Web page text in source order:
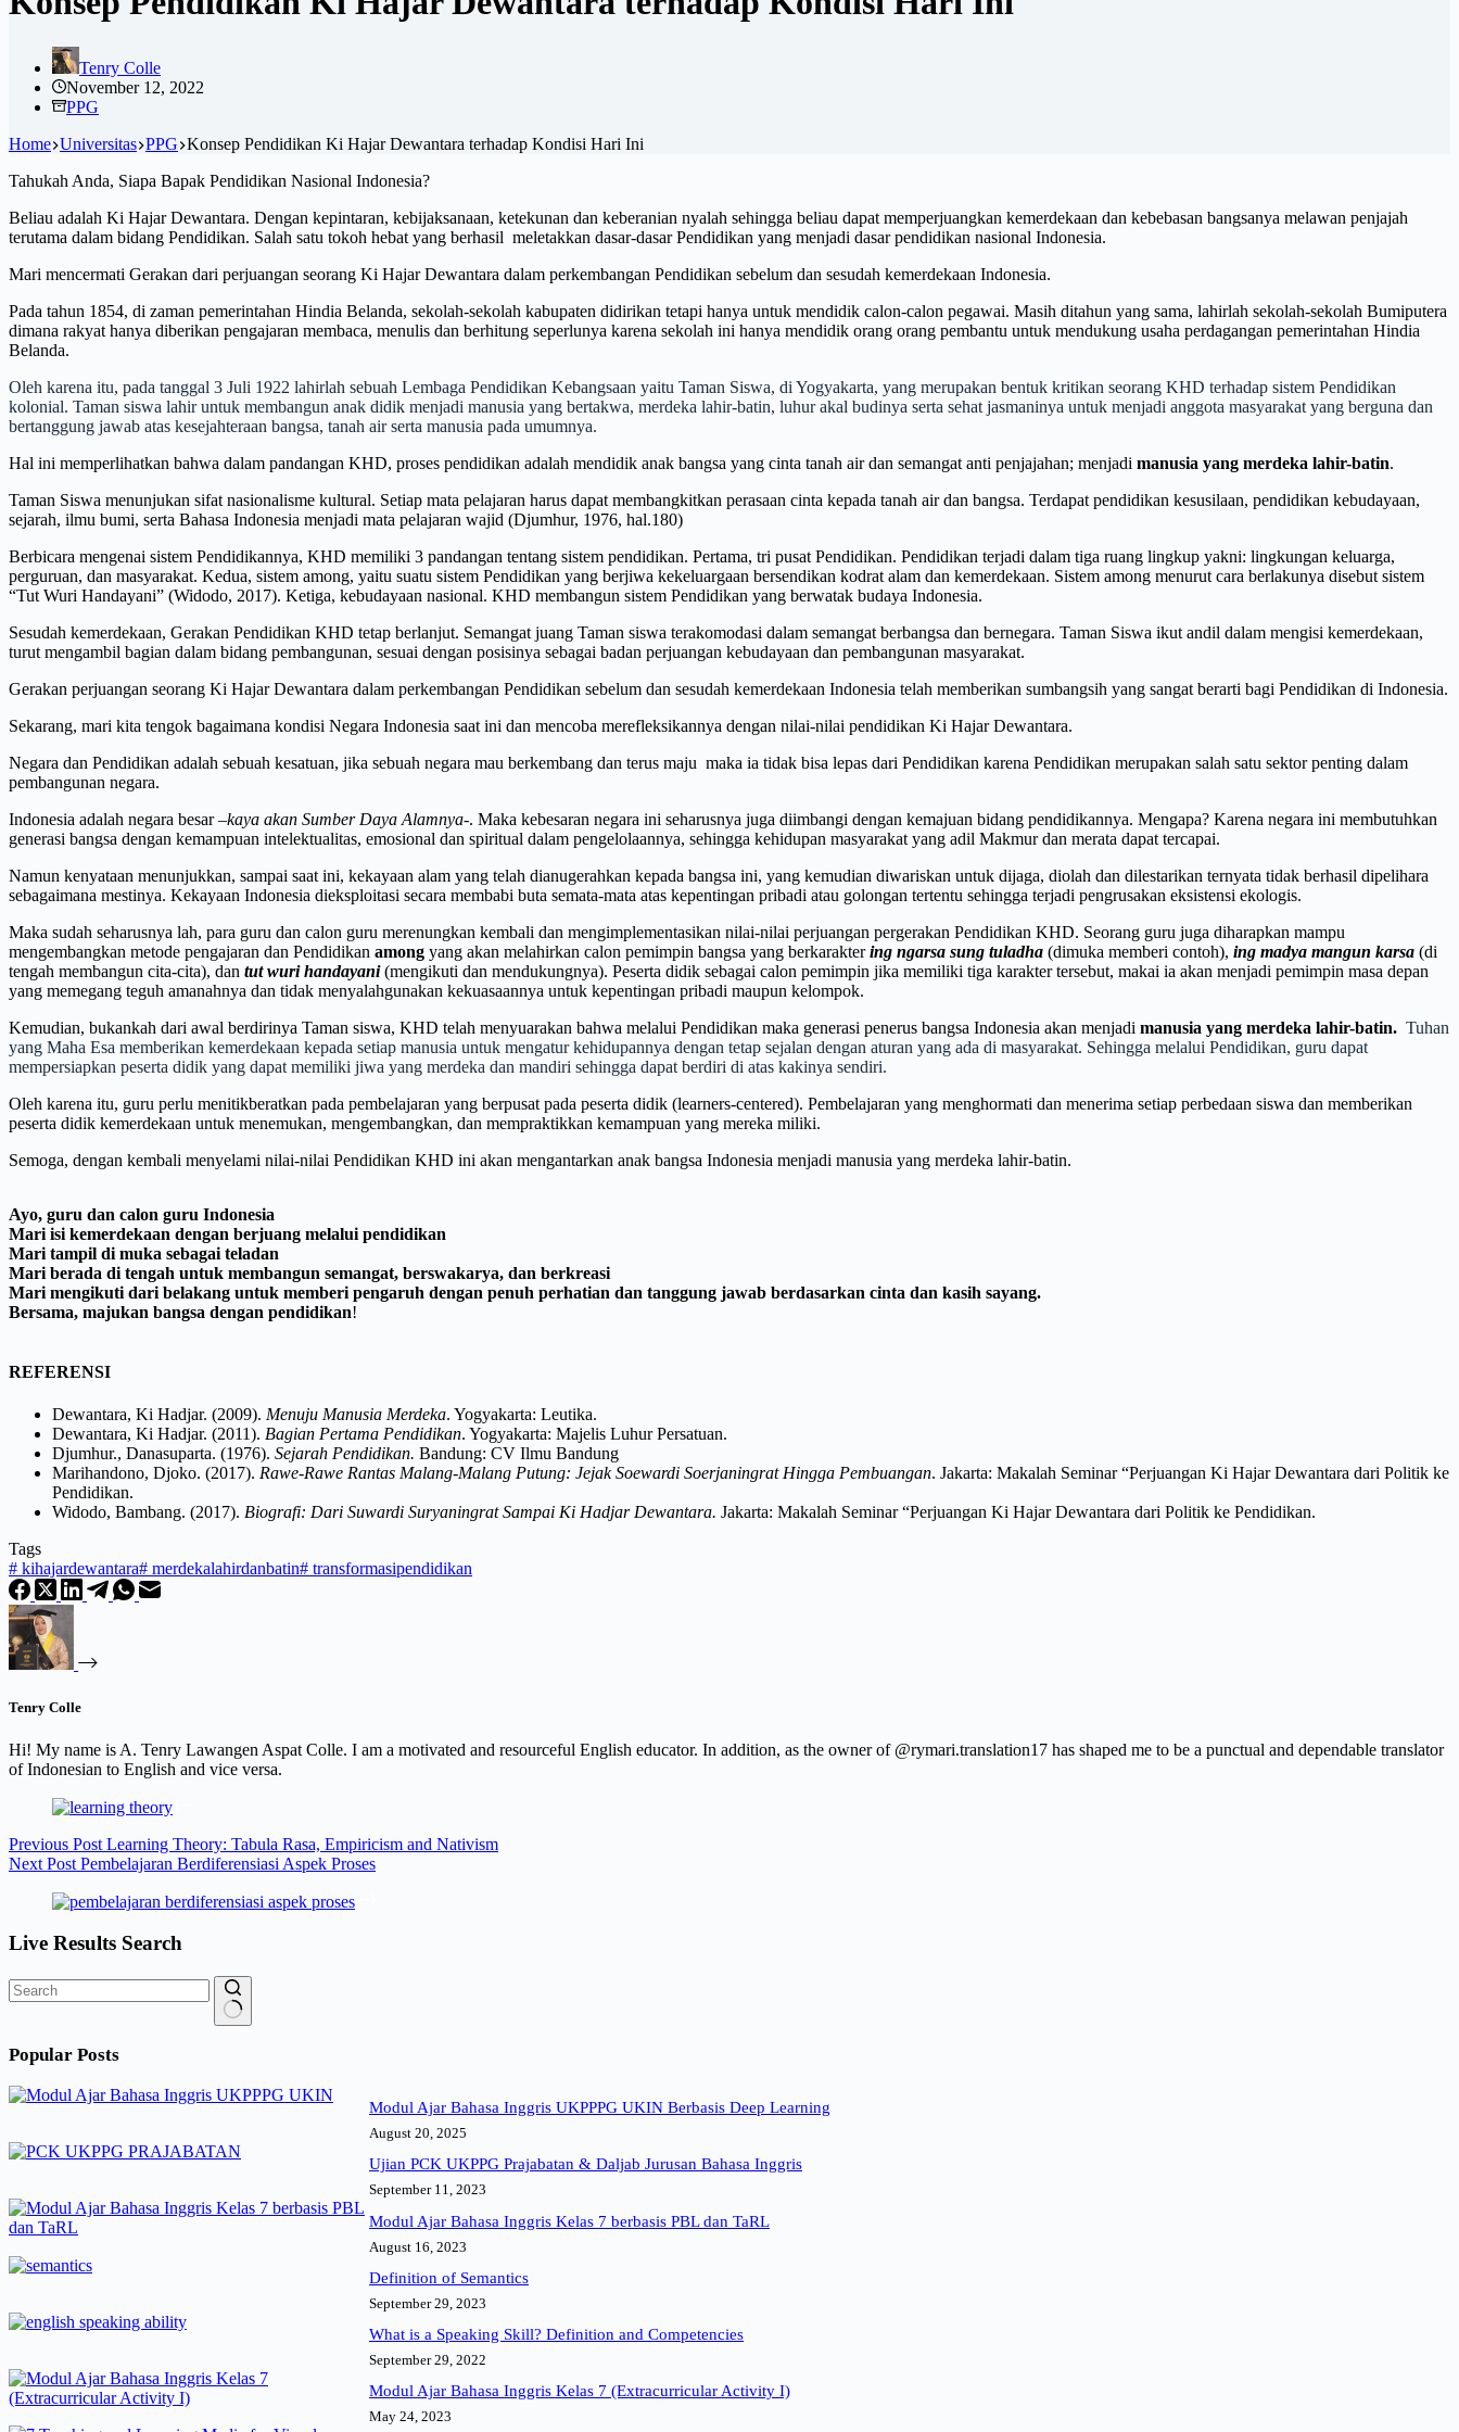
Tenry Colle
November 12, 2022
PPG
Home Universitas PPG Konsep Pendidikan Ki Hajar Dewantara terhadap Kondisi Hari Ini
Tahukah Anda, Siapa Bapak Pendidikan Nasional Indonesia?
Beliau adalah Ki Hajar Dewantara. Dengan kepintaran, kebijaksanaan, ketekunan dan keberanian nyalah sehingga beliau dapat memperjuangkan kemerdekaan dan kebebasan bangsanya melawan penjajah
terutama dalam bidang Pendidikan. Salah satu tokoh hebat yang berhasil meletakkan dasar-dasar Pendidikan yang menjadi dasar pendidikan nasional Indonesia.
Mari mencermati Gerakan dari perjuangan seorang Ki Hajar Dewantara dalam perkembangan Pendidikan sebelum dan sesudah kemerdekaan Indonesia.
Pada tahun 1854, di zaman pemerintahan Hindia Belanda, sekolah-sekolah kabupaten didirikan tetapi hanya untuk mendidik calon-calon pegawai. Masih ditahun yang sama, lahirlah sekolah-sekolah Bumiputera
dimana rakyat hanya diberikan pengajaran membaca, menulis dan berhitung seperlunya karena sekolah ini hanya mendidik orang orang pembantu untuk mendukung usaha perdagangan pemerintahan Hindia
Belanda.
Oleh karena itu, pada tanggal 3 Juli 1922 lahirlah sebuah Lembaga Pendidikan Kebangsaan yaitu Taman Siswa, di Yogyakarta, yang merupakan bentuk kritikan seorang KHD terhadap sistem Pendidikan
kolonial. Taman siswa lahir untuk membangun anak didik menjadi manusia yang bertakwa, merdeka lahir-batin, luhur akal budinya serta sehat jasmaninya untuk menjadi anggota masyarakat yang berguna dan
bertanggung jawab atas kesejahteraan bangsa, tanah air serta manusia pada umumnya.
Hal ini memperlihatkan bahwa dalam pandangan KHD, proses pendidikan adalah mendidik anak bangsa yang cinta tanah air dan semangat anti penjajahan; menjadi manusia yang merdeka lahir-batin.
Taman Siswa menunjukan sifat nasionalisme kultural. Setiap mata pelajaran harus dapat membangkitkan perasaan cinta kepada tanah air dan bangsa. Terdapat pendidikan kesusilaan, pendidikan kebudayaan,
sejarah, ilmu bumi, serta Bahasa Indonesia menjadi mata pelajaran wajid (Djumhur, 1976, hal.180)
Berbicara mengenai sistem Pendidikannya, KHD memiliki 3 pandangan tentang sistem pendidikan. Pertama, tri pusat Pendidikan. Pendidikan terjadi dalam tiga ruang lingkup yakni: lingkungan keluarga,
perguruan, dan masyarakat. Kedua, sistem among, yaitu suatu sistem Pendidikan yang berjiwa kekeluargaan bersendikan kodrat alam dan kemerdekaan. Sistem among menurut cara berlakunya disebut sistem
“Tut Wuri Handayani” (Widodo, 2017). Ketiga, kebudayaan nasional. KHD membangun sistem Pendidikan yang berwatak budaya Indonesia.
Sesudah kemerdekaan, Gerakan Pendidikan KHD tetap berlanjut. Semangat juang Taman siswa terakomodasi dalam semangat berbangsa dan bernegara. Taman Siswa ikut andil dalam mengisi kemerdekaan,
turut mengambil bagian dalam bidang pembangunan, sesuai dengan posisinya sebagai badan perjuangan kebudayaan dan pembangunan masyarakat.
Gerakan perjuangan seorang Ki Hajar Dewantara dalam perkembangan Pendidikan sebelum dan sesudah kemerdekaan Indonesia telah memberikan sumbangsih yang sangat berarti bagi Pendidikan di Indonesia.
Sekarang, mari kita tengok bagaimana kondisi Negara Indonesia saat ini dan mencoba merefleksikannya dengan nilai-nilai pendidikan Ki Hajar Dewantara.
Negara dan Pendidikan adalah sebuah kesatuan, jika sebuah negara mau berkembang dan terus maju maka ia tidak bisa lepas dari Pendidikan karena Pendidikan merupakan salah satu sektor penting dalam
pembangunan negara.
Indonesia adalah negara besar –kaya akan Sumber Daya Alamnya-. Maka kebesaran negara ini seharusnya juga diimbangi dengan kemajuan bidang pendidikannya. Mengapa? Karena negara ini membutuhkan
generasi bangsa dengan kemampuan intelektualitas, emosional dan spiritual dalam pengelolaannya, sehingga kehidupan masyarakat yang adil Makmur dan merata dapat tercapai.
Namun kenyataan menunjukkan, sampai saat ini, kekayaan alam yang telah dianugerahkan kepada bangsa ini, yang kemudian diwariskan untuk dijaga, diolah dan dilestarikan ternyata tidak berhasil dipelihara
sebagaimana mestinya. Kekayaan Indonesia dieksploitasi secara membabi buta semata-mata atas kepentingan pribadi atau golongan tertentu sehingga terjadi pengrusakan eksistensi ekologis.
Maka sudah seharusnya lah, para guru dan calon guru merenungkan kembali dan mengimplementasikan nilai-nilai perjuangan pergerakan Pendidikan KHD. Seorang guru juga diharapkan mampu
mengembangkan metode pengajaran dan Pendidikan among yang akan melahirkan calon pemimpin bangsa yang berkaraktering ngarsa sung tuladha (dimuka memberi contoh), ing madya mangun karsa (di
tengah membangun cita-cita), dan tut wuri handayani(mengikuti dan mendukungnya). Peserta didik sebagai calon pemimpin jika memiliki tiga karakter tersebut, makai ia akan menjadi pemimpin masa depan
yang memegang teguh amanahnya dan tidak menyalahgunakan kekuasaannya untuk kepentingan pribadi maupun kelompok.
Kemudian, bukankah dari awal berdirinya Taman siswa, KHD telah menyuarakan bahwa melalui Pendidikan maka generasi penerus bangsa Indonesia akan menjadi manusia yang merdeka lahir-batin. Tuhan
yang Maha Esa memberikan kemerdekaan kepada setiap manusia untuk mengatur kehidupannya dengan tetap sejalan dengan aturan yang ada di masyarakat. Sehingga melalui Pendidikan, guru dapat
mempersiapkan peserta didik yang dapat memiliki jiwa yang merdeka dan mandiri sehingga dapat berdiri di atas kakinya sendiri.
Oleh karena itu, guru perlu menitikberatkan pada pembelajaran yang berpusat pada peserta didik (learners-centered). Pembelajaran yang menghormati dan menerima setiap perbedaan siswa dan memberikan
peserta didik kemerdekaan untuk menemukan, mengembangkan, dan mempraktikkan kemampuan yang mereka miliki.
Semoga, dengan kembali menyelami nilai-nilai Pendidikan KHD ini akan mengantarkan anak bangsa Indonesia menjadi manusia yang merdeka lahir-batin.
Ayo, guru dan calon guru Indonesia
Mari isi kemerdekaan dengan berjuang melalui pendidikan
Mari tampil di muka sebagai teladan
Mari berada di tengah untuk membangun semangat, berswakarya, dan berkreasi
Mari mengikuti dari belakang untuk memberi pengaruh dengan penuh perhatian dan tanggung jawab berdasarkan cinta dan kasih sayang.
Bersama, majukan bangsa dengan pendidikan!
REFERENSI
Dewantara, Ki Hadjar. (2009). Menuju Manusia Merdeka. Yogyakarta: Leutika.
Dewantara, Ki Hadjar. (2011). Bagian Pertama Pendidikan. Yogyakarta: Majelis Luhur Persatuan.
Djumhur., Danasuparta. (1976). Sejarah Pendidikan. Bandung: CV Ilmu Bandung
Marihandono, Djoko. (2017). Rawe-Rawe Rantas Malang-Malang Putung: Jejak Soewardi Soerjaningrat Hingga Pembuangan. Jakarta: Makalah Seminar “Perjuangan Ki Hajar Dewantara dari Politik ke
Pendidikan.
Widodo, Bambang. (2017). Biografi: Dari Suwardi Suryaningrat Sampai Ki Hadjar Dewantara. Jakarta: Makalah Seminar “Perjuangan Ki Hajar Dewantara dari Politik ke Pendidikan.
Tags
# kihajardewantara# merdekalahirdanbatin# transformasipendidikan
Tenry Colle
Hi! My name is A. Tenry Lawangen Aspat Colle. I am a motivated and resourceful English educator. In addition, as the owner of @rymari.translation17 has shaped me to be a punctual and dependable translator
of Indonesian to English and vice versa.
Previous Post Learning Theory: Tabula Rasa, Empiricism and Nativism
Next Post Pembelajaran Berdiferensiasi Aspek Proses
Live Results Search
results
Popular Posts
Modul Ajar Bahasa Inggris UKPPPG UKIN Berbasis Deep Learning
August 20, 2025
Ujian PCK UKPPG Prajabatan & Daljab Jurusan Bahasa Inggris
September 11, 2023
Modul Ajar Bahasa Inggris Kelas 7 berbasis PBL dan TaRL
August 16, 2023
Definition of Semantics
September 29, 2023
What is a Speaking Skill? Definition and Competencies
September 29, 2022
Modul Ajar Bahasa Inggris Kelas 7 (Extracurricular Activity I)
May 24, 2023